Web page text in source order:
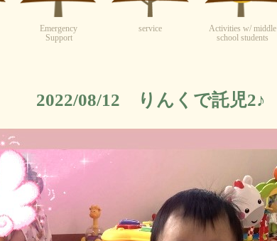
Emergency
Support
service
Activities w/ middle
school students
2022/08/12 りんくで託児2♪